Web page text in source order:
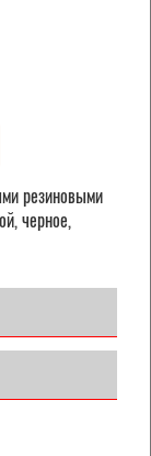
резиновыми
черное,